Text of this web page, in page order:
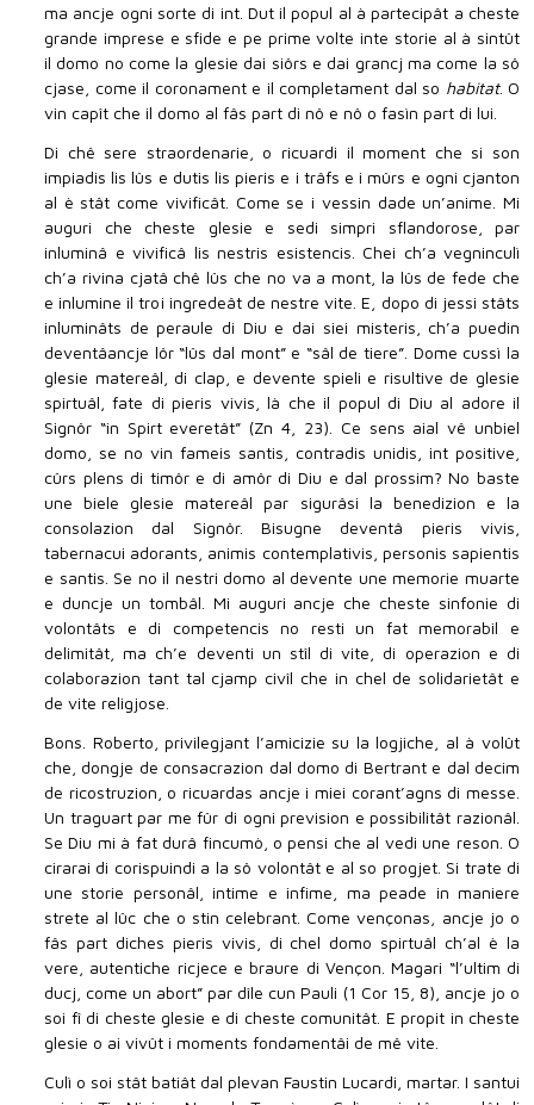
ma ancje ogni sorte di int. Dut il popul al à partecipât a cheste
grande imprese e sfide e pe prime volte inte storie al à sintût
il domo no come la glesie dai siôrs e dai grancj ma come la sô
cjase, come il coronament e il completament dal so habitat. O
vin capît che il domo al fâs part di nô e nô o fasìn part di lui.
Di chê sere straordenarie, o ricuardi il moment che si son
impiadis lis lûs e dutis lis pieris e i trâfs e i mûrs e ogni cjanton
al è stât come vivificât. Come se i vessin dade un’anime. Mi
auguri che cheste glesie e sedi simpri sflandorose, par
inluminâ e vivificâ lis nestris esistencis. Chei ch’a vegninculì
ch’a rivina cjatâ chê lûs che no va a mont, la lûs de fede che
e inlumine il troi ingredeât de nestre vite. E, dopo di jessi stâts
inluminâts de peraule di Diu e dai siei misteris, ch’a puedin
deventâancje lôr “lûs dal mont” e “sâl de tiere”. Dome cussì la
glesie matereâl, di clap, e devente spieli e risultive de glesie
spirtuâl, fate di pieris vivis, là che il popul di Diu al adore il
Signôr “in Spirt everetât” (Zn 4, 23). Ce sens aial vê unbiel
domo, se no vin fameis santis, contradis unidis, int positive,
cûrs plens di timôr e di amôr di Diu e dal prossim? No baste
une biele glesie matereâl par sigurâsi la benedizion e la
consolazion dal Signôr. Bisugne deventâ pieris vivis,
tabernacui adorants, animis contemplativis, personis sapientis
e santis. Se no il nestri domo al devente une memorie muarte
e duncje un tombâl. Mi auguri ancje che cheste sinfonie di
volontâts e di competencis no resti un fat memorabil e
delimitât, ma ch’e deventi un stîl di vite, di operazion e di
colaborazion tant tal cjamp civîl che in chel de solidarietât e
de vite religjose.
Bons. Roberto, privilegjant l’amicizie su la logjiche, al à volût
che, dongje de consacrazion dal domo di Bertrant e dal decim
de ricostruzion, o ricuardas ancje i miei corant’agns di messe.
Un traguart par me fûr di ogni prevision e possibilitât razionâl.
Se Diu mi à fat durâ fincumò, o pensi che al vedi une reson. O
cirarai di corispuindi a la sô volontât e al so progjet. Si trate di
une storie personâl, intime e infime, ma peade in maniere
strete al lûc che o stin celebrant. Come vençonas, ancje jo o
fâs part diches pieris vivis, di chel domo spirtuâl ch’al è la
vere, autentiche ricjece e braure di Vençon. Magari “l’ultim di
ducj, come un abort” par dîle cun Pauli (1 Cor 15, 8), ancje jo o
soi fî di cheste glesie e di cheste comunitât. E propit in cheste
glesie o ai vivût i moments fondamentâi de mê vite.
Culì o soi stât batiât dal plevan Faustin Lucardi, martar. I santui